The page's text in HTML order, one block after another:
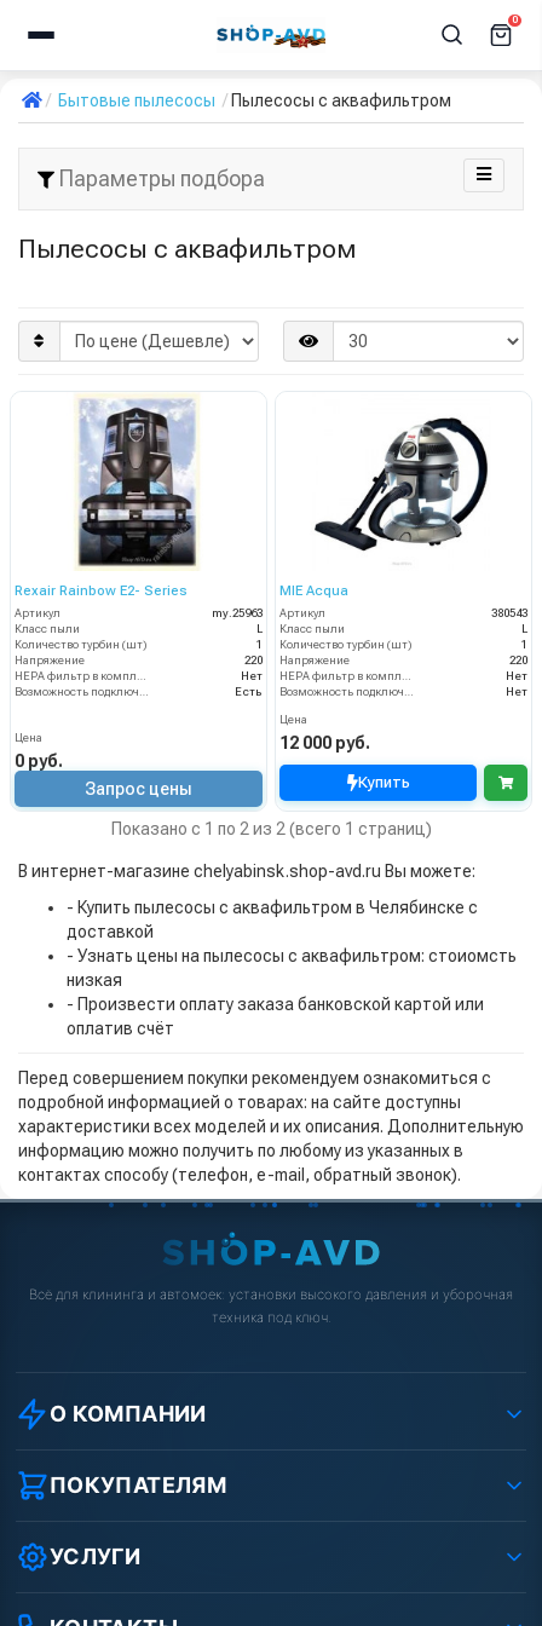
0
Бытовые пылесосы Пылесосы с аквафильтром
Параметры подбора
Пылесосы с аквафильтром
Rexair Rainbow E2- Series
Артикул
my.25963
Класс пыли
Количество турбин (шт)
1
Напряжение
220
Нет
Есть
Цена
0 руб.
Запрос цены
MIE Acqua
Артикул
380543
Класс пыли
Количество турбин (шт)
1
Напряжение
220
Нет
Нет
Цена
12 000 руб.
Купить
Показано с 1 по 2 из 2 (всего 1 страниц)
В интернет-магазине chelyabinsk.shop-avd.ru Вы можете:
- Купить пылесосы с аквафильтром в Челябинске с
доставкой
- Узнать цены на пылесосы с аквафильтром: стоиомсть
низкая
- Произвести оплату заказа банковской картой или
оплатив счёт
Перед совершением покупки рекомендуем ознакомиться с
подробной информацией о товарах: на сайте доступны
характеристики всех моделей и их описания. Дополнительную
информацию можно получить по любому из указанных в
контактах способу (телефон, e-mail, обратный звонок).
Всё для клининга и автомоек: установки высокого давления и уборочная
техника под ключ.
О КОМПАНИИ
О компании
Реквизиты ООО «Шоп АВД»
Защита данных клиента
Условия соглашения
Вакансии
ПОКУПАТЕЛЯМ
Как заказать?
Оплата
Доставка
УСЛУГИ
Ремонт АВД
Сертификаты